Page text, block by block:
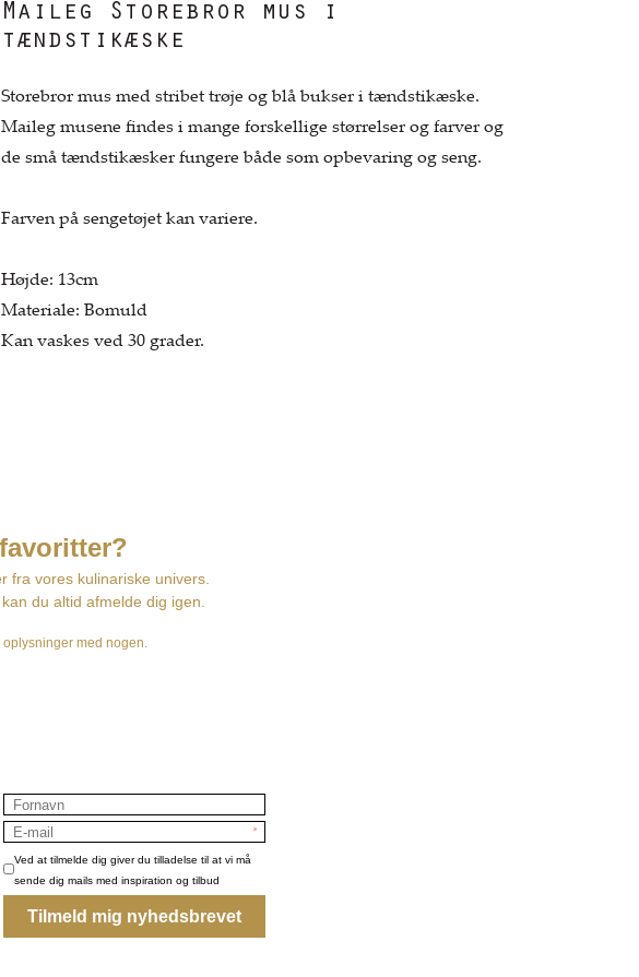
Maileg Storebror mus i
tændstikæske
Storebror mus med stribet trøje og blå bukser i tændstikæske.
Maileg musene findes i mange forskellige størrelser og farver og
de små tændstikæsker fungere både som opbevaring og seng.
Farven på sengetøjet kan variere.
Højde: 13cm
Materiale: Bomuld
Kan vaskes ved 30 grader.